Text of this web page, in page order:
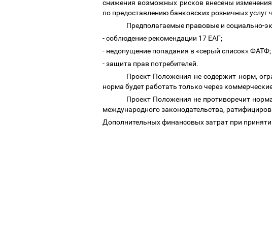
снижения возможных рисков внесены
по предоставлению банковских розничных услуг
Предполагаемые правовые и социально-
- соблюдение рекомендации 17 ЕАГ;
- недопущение попадания в «серый список» ФАТФ;
- защита прав потребителей.
Проект Положения не содержит норм,
норма будет работать только через
Проект Положения не противоречит
международного законодательства,
Дополнительных финансовых затрат при